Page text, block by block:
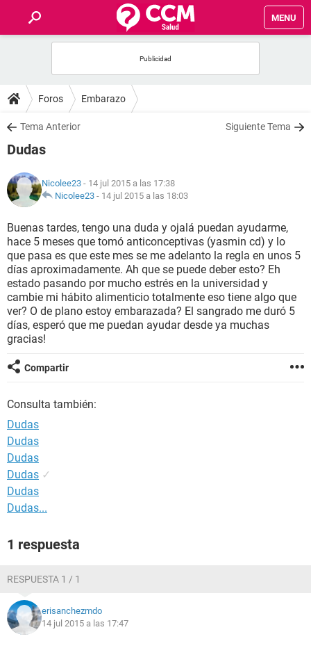
MENU
FOROS
SALUD
NUTRICIÓN
BIENESTAR
SEXUALIDAD
GLOSARIO
Foros Embarazo
Tema Anterior Siguiente Tema
Dudas
Nicolee23 - 14 jul 2015 a las 17:38
Nicolee23 - 14 jul 2015 a las 18:03
Buenas tardes, tengo una duda y ojalá puedan ayudarme,
hace 5 meses que tomó anticonceptivas (yasmin cd) y lo
que pasa es que este mes se me adelanto la regla en unos 5
días aproximadamente. Ah que se puede deber esto? Eh
estado pasando por mucho estrés en la universidad y
cambie mi hábito alimenticio totalmente eso tiene algo que
ver? O de plano estoy embarazada? El sangrado me duró 5
días, esperó que me puedan ayudar desde ya muchas
gracias!
Compartir
Consulta también:
Dudas
Dudas
Dudas
Dudas ✓
Dudas
Dudas...
1 respuesta
RESPUESTA 1 / 1
erisanchezmdo
14 jul 2015 a las 17:47